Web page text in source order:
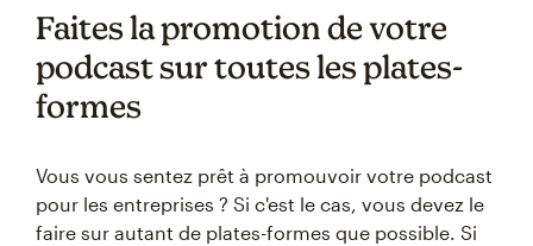
Faites la promotion de votre
podcast sur toutes les plates-
formes
Vous vous sentez prêt à promouvoir votre podcast
pour les entreprises ? Si c'est le cas, vous devez le
faire sur autant de plates-formes que possible. Si